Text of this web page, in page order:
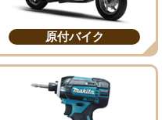
原付バイク